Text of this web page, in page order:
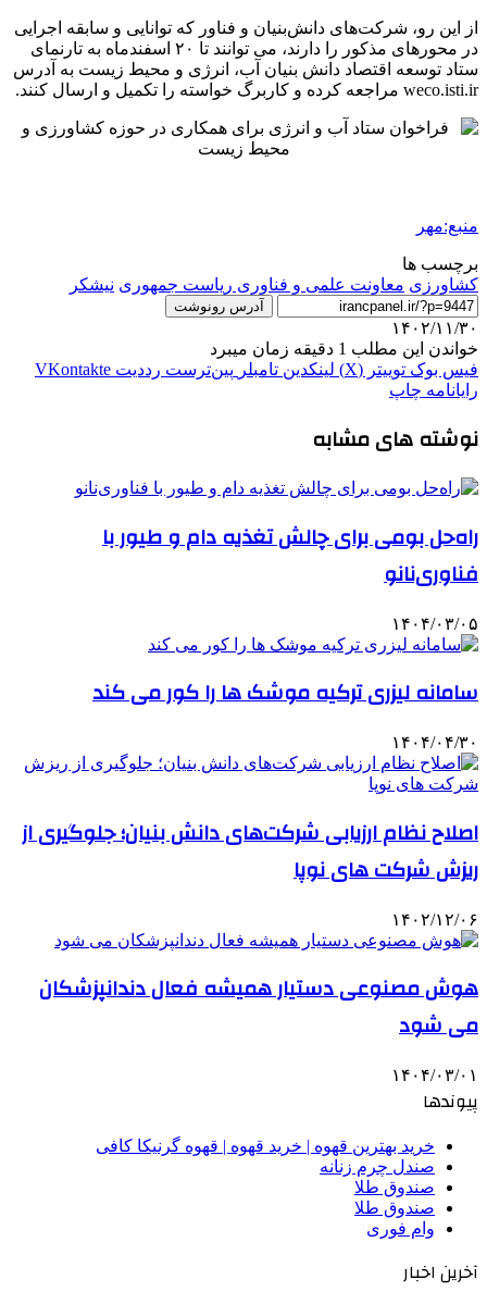
از این رو، شرکت‌های دانش‌بنیان و فناور که توانایی و سابقه اجرایی
در محورهای مذکور را دارند، می توانند تا ۲۰ اسفندماه به تارنمای
ستاد توسعه اقتصاد دانش بنیان آب، انرژی و محیط زیست به آدرس
weco.isti.ir مراجعه کرده و کاربرگ خواسته را تکمیل و ارسال کنند.
منبع:مهر
برچسب ها
کشاورزی معاونت علمی و فناوری ریاست جمهوری نیشکر
آدرس رونوشت
۱۴۰۲/۱۱/۳۰
خواندن این مطلب 1 دقیقه زمان میبرد
فیس بوک توییتر (X) لینکدین ‫تامبلر ‫پین‌ترست ‫رددیت ‫VKontakte
رایانامه چاپ
نوشته های مشابه
راه‌حل بومی برای چالش‌ تغذیه دام و طیور با
فناوری‌نانو
۱۴۰۴/۰۳/۰۵
سامانه لیزری ترکیه موشک ها را کور می کند
۱۴۰۴/۰۴/۳۰
اصلاح نظام ارزیابی شرکت‌های دانش بنیان؛ جلوگیری از
ریزش شرکت های نوپا
۱۴۰۲/۱۲/۰۶
هوش مصنوعی دستیار همیشه فعال دندانپزشکان
می شود
۱۴۰۴/۰۳/۰۱
پیوندها
خرید بهترین قهوه | خرید قهوه | قهوه گرنیکا کافی
صندل چرم زنانه
صندوق طلا
صندوق طلا
وام فوری
آخرین اخبار